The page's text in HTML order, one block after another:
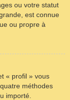
ou votre statut
est connue
ou propre à
« profil » vous
méthodes
importé.